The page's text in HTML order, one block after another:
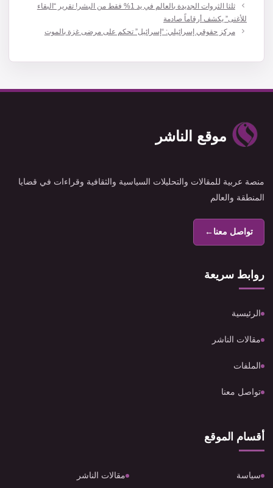
ثلثا الثروات الجديدة بالعالم في يد 1% فقط من البشر! تقرير “البقاء
للأغنى” يكشف أرقاماً صادمة
مركز حقوقي إسرائيلي: “إسرائيل” تحكم على مرضى غزة بالموت
موقع الناشر
منصة عربية للمقالات والتحليلات السياسية والثقافية وقراءات في قضايا
المنطقة والعالم
تواصل معنا←
روابط سريعة
الرئيسية
مقالات الناشر
الملفات
تواصل معنا
أقسام الموقع
سياسة مقالات الناشر